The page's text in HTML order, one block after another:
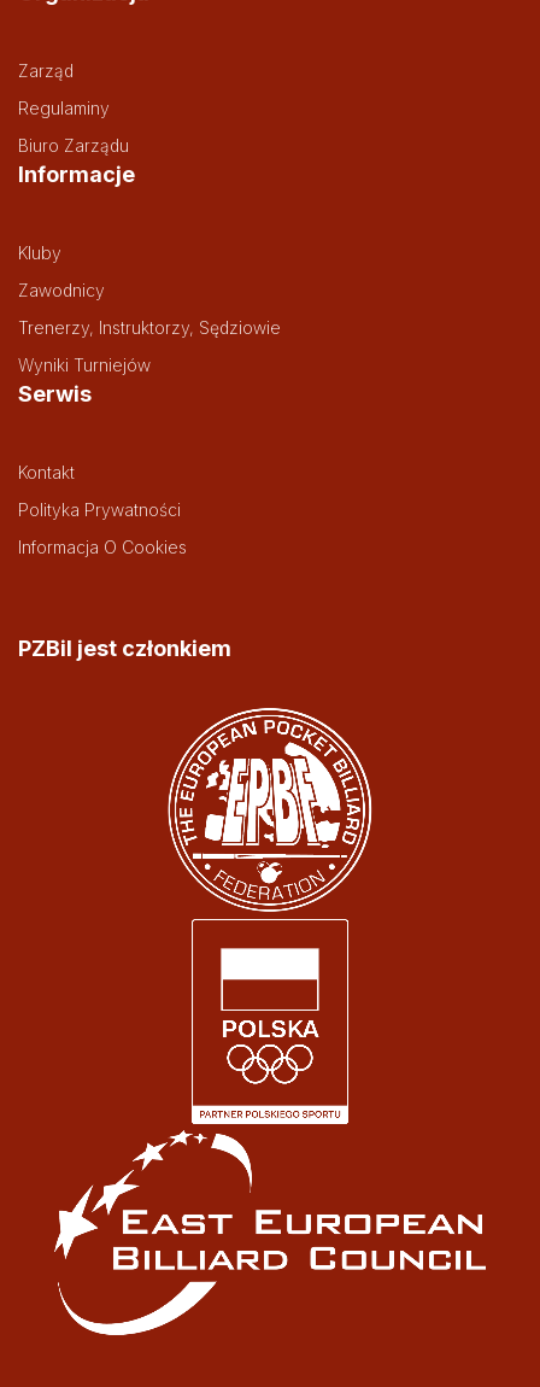
Zarząd
Regulaminy
Biuro Zarządu
Informacje
Kluby
Zawodnicy
Trenerzy, Instruktorzy, Sędziowie
Wyniki Turniejów
Serwis
Kontakt
Polityka Prywatności
Informacja O Cookies
PZBil jest członkiem